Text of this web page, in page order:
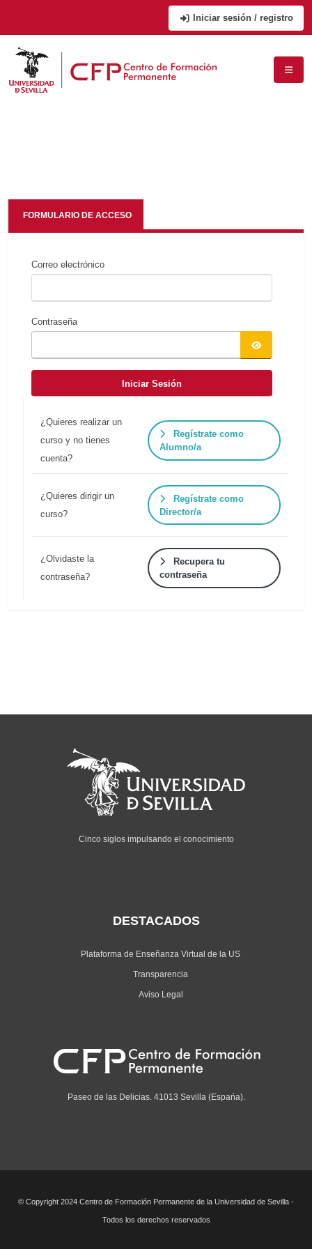
Iniciar sesión / registro
FORMULARIO DE ACCESO
Correo electrónico
Contraseña
Iniciar Sesión
¿Quieres realizar un
curso y no tienes
cuenta?
Regístrate como
Alumno/a
¿Quieres dirigir un
curso?
Regístrate como
Director/a
¿Olvidaste la
contraseña?
Recupera tu
contraseña
Cinco siglos impulsando el conocimiento
DESTACADOS
Plataforma de Enseñanza Virtual de la US
Transparencia
Aviso Legal
Paseo de las Delicias. 41013 Sevilla (Espańa).
© Copyright 2024 Centro de Formación Permanente de la Universidad de Sevilla -
Todos los derechos reservados